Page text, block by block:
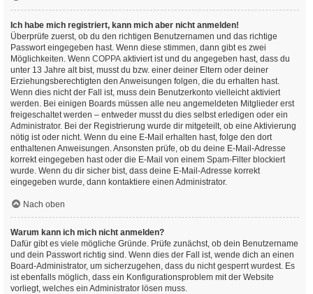
Ich habe mich registriert, kann mich aber nicht anmelden!
Überprüfe zuerst, ob du den richtigen Benutzernamen und das richtige
Passwort eingegeben hast. Wenn diese stimmen, dann gibt es zwei
Möglichkeiten. Wenn COPPA aktiviert ist und du angegeben hast, dass du
unter 13 Jahre alt bist, musst du bzw. einer deiner Eltern oder deiner
Erziehungsberechtigten den Anweisungen folgen, die du erhalten hast.
Wenn dies nicht der Fall ist, muss dein Benutzerkonto vielleicht aktiviert
werden. Bei einigen Boards müssen alle neu angemeldeten Mitglieder erst
freigeschaltet werden – entweder musst du dies selbst erledigen oder ein
Administrator. Bei der Registrierung wurde dir mitgeteilt, ob eine Aktivierung
nötig ist oder nicht. Wenn du eine E-Mail erhalten hast, folge den dort
enthaltenen Anweisungen. Ansonsten prüfe, ob du deine E-Mail-Adresse
korrekt eingegeben hast oder die E-Mail von einem Spam-Filter blockiert
wurde. Wenn du dir sicher bist, dass deine E-Mail-Adresse korrekt
eingegeben wurde, dann kontaktiere einen Administrator.
Nach oben
Warum kann ich mich nicht anmelden?
Dafür gibt es viele mögliche Gründe. Prüfe zunächst, ob dein Benutzername
und dein Passwort richtig sind. Wenn dies der Fall ist, wende dich an einen
Board-Administrator, um sicherzugehen, dass du nicht gesperrt wurdest. Es
ist ebenfalls möglich, dass ein Konfigurationsproblem mit der Website
vorliegt, welches ein Administrator lösen muss.